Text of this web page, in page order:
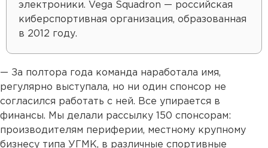
электроники. Vega Squadron — российская
киберспортивная организация, образованная
в 2012 году.
— За полтора года команда наработала имя,
регулярно выступала, но ни один спонсор не
согласился работать с ней. Все упирается в
финансы. Мы делали рассылку 150 спонсорам:
производителям периферии, местному крупному
бизнесу типа УГМК, в различные спортивные